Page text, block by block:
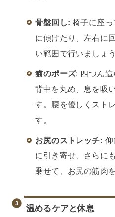
骨盤回し: 椅子に座
に傾けたり、左右に
い範囲で行いましょう
猫のポーズ: 四つん
背中を丸め、息を吸
す。腰を優しくスト
す。
お尻のストレッチ: 仰
に引き寄せ、さらに
乗せて、お尻の筋肉
温めるケアと休息